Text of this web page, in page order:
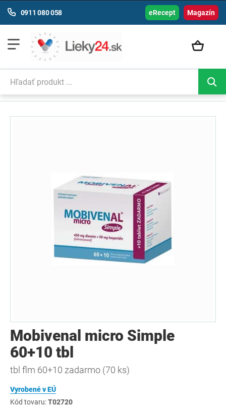
Magazín
0911 080 058 eRecept
Mobivenal micro Simple
60+10 tbl
tbl flm 60+10 zadarmo (70 ks)
Vyrobené v EÚ
Kód tovaru:T02720